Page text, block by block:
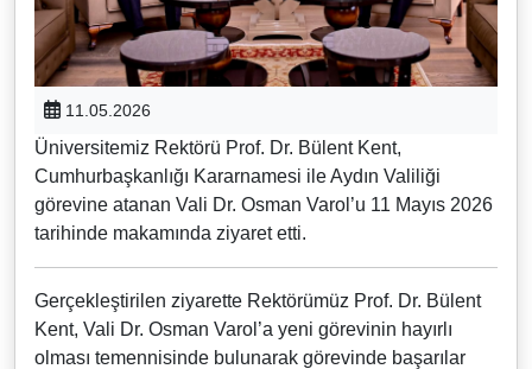
11.05.2026
Üniversitemiz Rektörü Prof. Dr. Bülent Kent,
Cumhurbaşkanlığı Kararnamesi ile Aydın Valiliği
görevine atanan Vali Dr. Osman Varol’u 11 Mayıs 2026
tarihinde makamında ziyaret etti.
Gerçekleştirilen ziyarette Rektörümüz Prof. Dr. Bülent
Kent, Vali Dr. Osman Varol’a yeni görevinin hayırlı
olması temennisinde bulunarak görevinde başarılar